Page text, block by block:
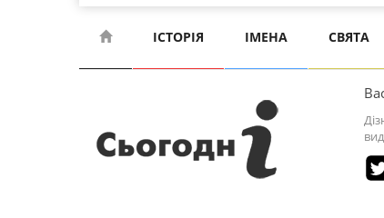
ІСТОРІЯ ІМЕНА СВЯТА